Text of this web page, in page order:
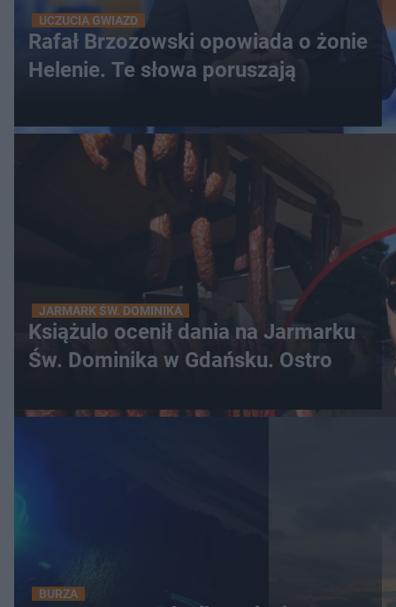
UCZUCIA GWIAZD
Rafał Brzozowski opowiada o żonie
Helenie. Te słowa poruszają
JARMARK ŚW. DOMINIKA
Książulo ocenił dania na Jarmarku
Św. Dominika w Gdańsku. Ostro
BURZA